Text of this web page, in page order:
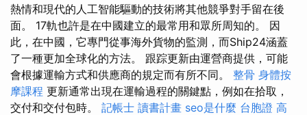
熱情和現代的人工智能驅動的技術將其他競爭對手留在後
面。 17軌也許是在中國建立的最常用和眾所周知的。 因
此，在中國，它專門從事海外貨物的監測，而Ship24涵蓋
了一種更加全球化的方法。 跟踪更新由運營商提供，可能
會根據運輸方式和供應商的規定而有所不同。 整骨 身體按
摩課程 更新通常出現在運輸過程的關鍵點，例如在拾取，
交付和交付包時。 記帳士 讀書計畫 seo是什麼 台胞證 高